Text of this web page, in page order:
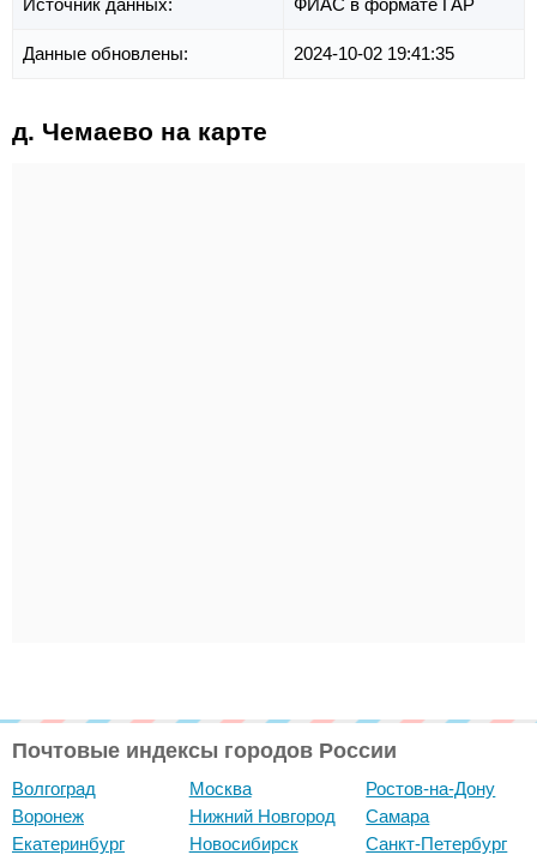
Источник данных: ФИАС в формате ГАР
Данные обновлены: 2024-10-02 19:41:35
д. Чемаево на карте
Почтовые индексы городов России
Волгоград
Воронеж
Екатеринбург
Москва
Нижний Новгород
Новосибирск
Ростов-на-Дону
Самара
Санкт-Петербург